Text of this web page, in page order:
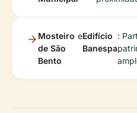
Mosteiro
de São
Bento
eEdifício
Banespa
: